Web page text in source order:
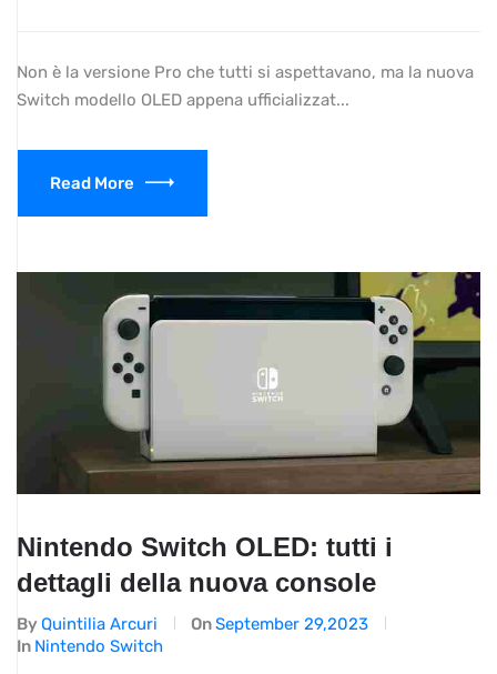
Non è la versione Pro che tutti si aspettavano, ma la nuova
Switch modello OLED appena ufficializzat...
Read More
Nintendo Switch OLED: tutti i
dettagli della nuova console
By Quintilia Arcuri OnSeptember 29,2023
In Nintendo Switch